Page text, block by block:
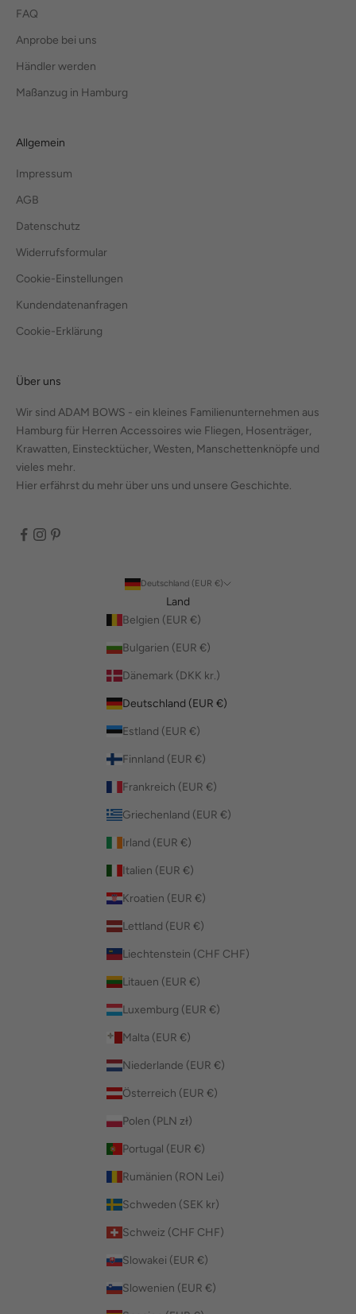
FAQ
Anprobe bei uns
Händler werden
Maßanzug in Hamburg
Allgemein
Impressum
AGB
Datenschutz
Widerrufsformular
Cookie-Einstellungen
Kundendatenanfragen
Cookie-Erklärung
Über uns
Wir sind ADAM BOWS - ein kleines Familienunternehmen aus
Hamburg für Herren Accessoires wie Fliegen, Hosenträger,
Krawatten, Einstecktücher, Westen, Manschettenknöpfe und
vieles mehr.
Hier erfährst du mehr über uns und unsere Geschichte.
Deutschland (EUR €)
Land
Belgien (EUR €)
Bulgarien (EUR €)
Dänemark (DKK kr.)
Deutschland (EUR €)
Estland (EUR €)
Finnland (EUR €)
Frankreich (EUR €)
Griechenland (EUR €)
Irland (EUR €)
Italien (EUR €)
Kroatien (EUR €)
Lettland (EUR €)
Liechtenstein (CHF CHF)
Litauen (EUR €)
Luxemburg (EUR €)
Malta (EUR €)
Niederlande (EUR €)
Österreich (EUR €)
Polen (PLN zł)
Portugal (EUR €)
Rumänien (RON Lei)
Schweden (SEK kr)
Schweiz (CHF CHF)
Slowakei (EUR €)
Slowenien (EUR €)